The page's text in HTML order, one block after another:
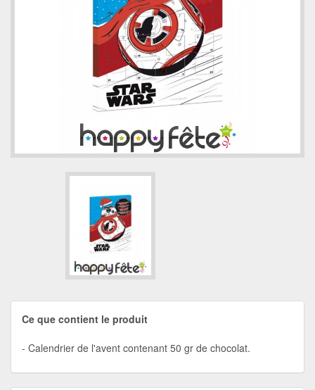
Ce que contient le produit
Calendrier de l'avent contenant 50 gr de chocolat.